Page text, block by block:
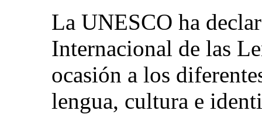
La UNESCO ha
Internacional de las
ocasión a los
lengua, cultura e